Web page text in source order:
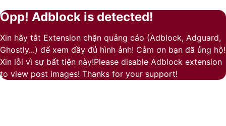
Back
top
button
Close
Opp! Adblock is detected!
Xin hãy tắt Extension chặn quảng cáo (Adblock, Adguard,
Ghostly...) để xem đầy đủ hình ảnh! Cảm ơn bạn đã ủng hộ!
Xin lỗi vì sự bất tiện này!Please disable Adblock extension
to view post images! Thanks for your support!